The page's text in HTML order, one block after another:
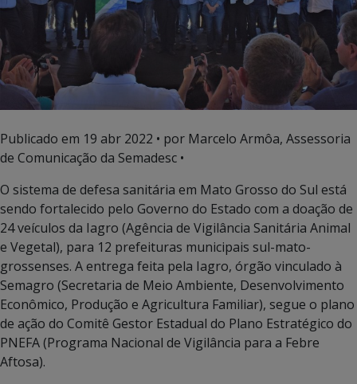
Publicado em 19 abr 2022 • por Marcelo Armôa, Assessoria
de Comunicação da Semadesc •
O sistema de defesa sanitária em Mato Grosso do Sul está
sendo fortalecido pelo Governo do Estado com a doação de
24 veículos da Iagro (Agência de Vigilância Sanitária Animal
e Vegetal), para 12 prefeituras municipais sul-mato-
grossenses. A entrega feita pela Iagro, órgão vinculado à
Semagro (Secretaria de Meio Ambiente, Desenvolvimento
Econômico, Produção e Agricultura Familiar), segue o plano
de ação do Comitê Gestor Estadual do Plano Estratégico do
PNEFA (Programa Nacional de Vigilância para a Febre
Aftosa).